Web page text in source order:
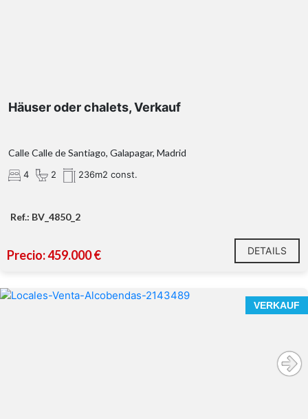
Häuser oder chalets, Verkauf
Calle Calle de Santiago, Galapagar, Madrid
4 2 236m2 const.
Ref.: BV_4850_2
Precio: 459.000 € DETAILS
VERKAUF